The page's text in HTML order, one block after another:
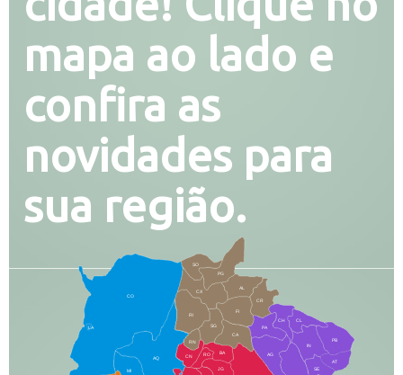
mapa ao lado e
confira as
novidades para
sua região.
CO
AQ
MI
CX
RI
AL
CR
FI
SG
BA
CA
PA
CH CL
PB
SE
AG
RO
JG
IN
RN
CN
AT
PG
SO
LA